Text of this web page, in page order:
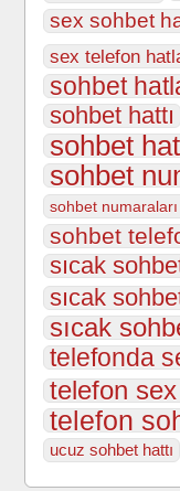
sex sohbet
sex telefon
sohbet
sohbet hattı
sohbet
sohbet
sohbet
sohbet
sıcak
sıcak
sıcak
telefonda
telefon sex
telefon
ucuz sohbet hattı